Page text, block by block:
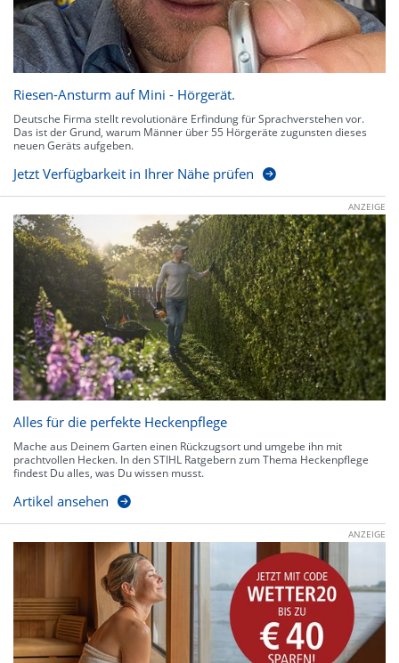
Riesen-Ansturm auf Mini - Hörgerät.
Deutsche Firma stellt revolutionäre Erfindung für Sprachverstehen vor.
Das ist der Grund, warum Männer über 55 Hörgeräte zugunsten dieses
neuen Geräts aufgeben.
Jetzt Verfügbarkeit in Ihrer Nähe prüfen
ANZEIGE
Alles für die perfekte Heckenpflege
Mache aus Deinem Garten einen Rückzugsort und umgebe ihn mit
prachtvollen Hecken. In den STIHL Ratgebern zum Thema Heckenpflege
findest Du alles, was Du wissen musst.
Artikel ansehen
ANZEIGE